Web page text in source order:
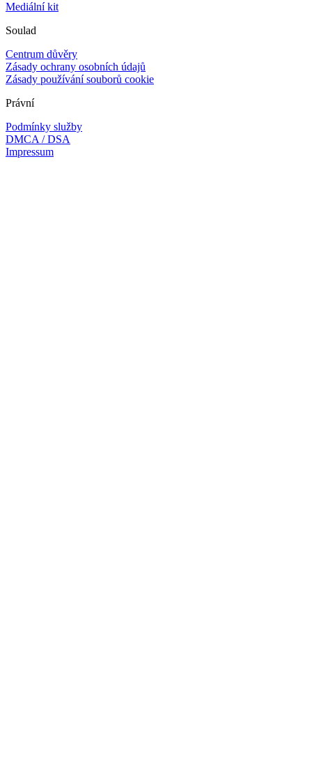
Mediální kit
Soulad
Centrum důvěry
Zásady ochrany osobních údajů
Zásady používání souborů cookie
Právní
Podmínky služby
DMCA / DSA
Impressum